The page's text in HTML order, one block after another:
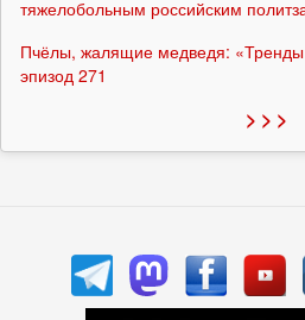
тяжелобольным российским
Пчёлы, жалящие медведя: «Тренды
эпизод 271
> > >